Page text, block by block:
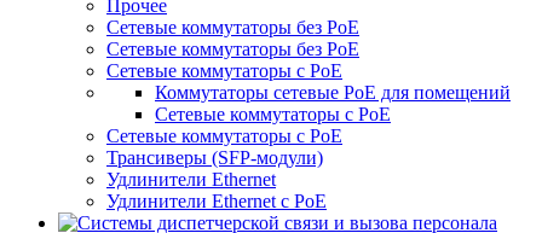
Прочее
Сетевые коммутаторы без PoE
Сетевые коммутаторы без РоЕ
Сетевые коммутаторы с PoE
Коммутаторы сетевые PoE для помещений
Сетевые коммутаторы с PoE
Сетевые коммутаторы с РоЕ
Трансиверы (SFP-модули)
Удлинители Ethernet
Удлинители Ethernet с PoE